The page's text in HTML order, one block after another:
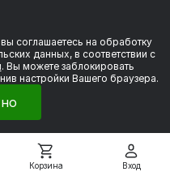
Корзина Вход
данных
соглашаетесь на обработку
данных, в соответствии с
. Вы можете заблокировать
настройки Вашего браузера.